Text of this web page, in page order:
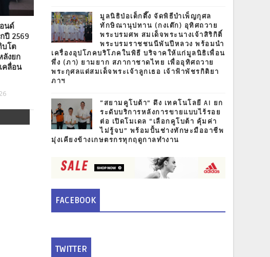
นด์
ปี 2569
บโต
ลังยก
คลื่อน
มูลนิธิป่อเต็กตึ๊ง จัดพิธีบำเพ็ญกุศล
ทักษิณานุปทาน (กงเต๊ก) อุทิศถวาย
พระบรมศพ สมเด็จพระนางเจ้าสิริกิติ์
พระบรมราชชนนีพันปีหลวง พร้อมนำ
เครื่องอุปโภคบริโภคในพิธี บริจาคให้แก่มูลนิธิเพื่อน
พึ่ง (ภา) ยามยาก สภากาชาดไทย เพื่ออุทิศถวาย
พระกุศลแด่สมเด็จพระเจ้าลูกเธอ เจ้าฟ้าพัชรกิติยา
ภาฯ
“สยามคูโบต้า” ดึง เทคโนโลยี AI ยก
ระดับบริการหลังการขายแบบไร้รอย
ต่อ เปิดโมเดล “เลือกคูโบต้า คุ้มค่า
ไม่รู้จบ” พร้อมปั้นช่างทักษะมืออาชีพ
มุ่งเคียงข้างเกษตรกรทุกฤดูกาลทำงาน
FACEBOOK
TWITTER